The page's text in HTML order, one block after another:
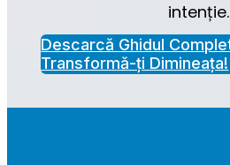
intenție.
Descarcă Ghidul
Transformă-ți Dimineața!